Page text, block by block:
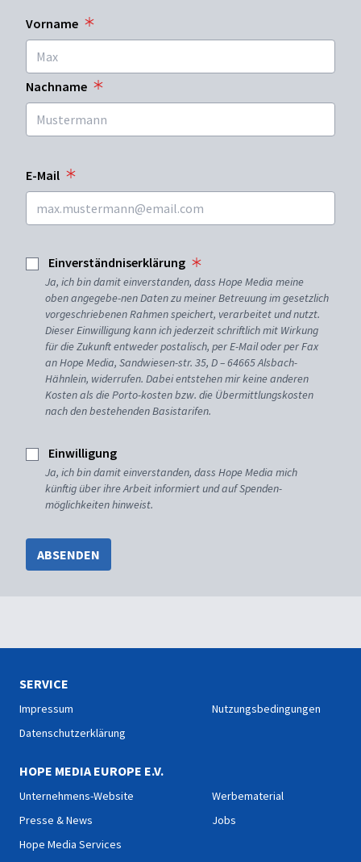
Vorname
Nachname
E-Mail
Einverständniserklärung
Ja, ich bin damit einverstanden, dass Hope Media meine
oben angegebe-nen Daten zu meiner Betreuung im gesetzlich
vorgeschriebenen Rahmen speichert, verarbeitet und nutzt.
Dieser Einwilligung kann ich jederzeit schriftlich mit Wirkung
für die Zukunft entweder postalisch, per E-Mail oder per Fax
an Hope Media, Sandwiesen-str. 35, D – 64665 Alsbach-
Hähnlein, widerrufen. Dabei entstehen mir keine anderen
Kosten als die Porto-kosten bzw. die Übermittlungskosten
nach den bestehenden Basistarifen.
Einwilligung
Ja, ich bin damit einverstanden, dass Hope Media mich
künftig über ihre Arbeit informiert und auf Spenden-
möglichkeiten hinweist.
ABSENDEN
SERVICE
Impressum
Datenschutzerklärung
Nutzungsbedingungen
HOPE MEDIA EUROPE E.V.
Unternehmens-Website
Presse & News
Hope Media Services
Werbematerial
Jobs